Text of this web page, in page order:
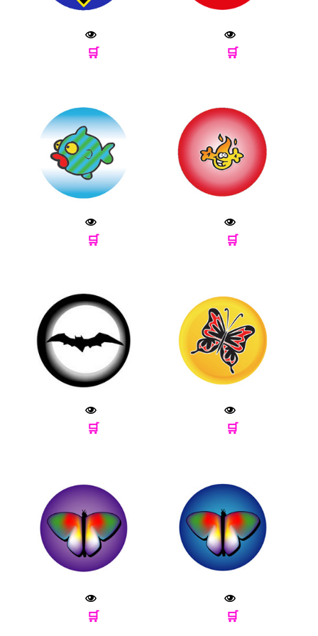
🛒 🛒
🛒 🛒
🛒 🛒
🛒 🛒